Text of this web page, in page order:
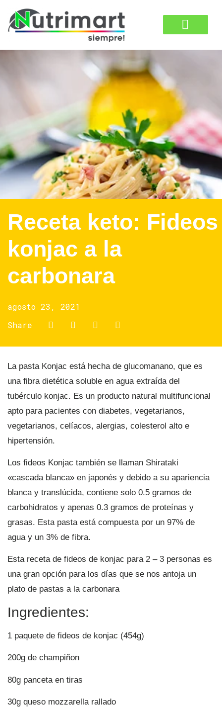
Receta keto: Fideos
konjac a la
carbonara
agosto 23, 2021
Share
La pasta Konjac está hecha de glucomanano, que es
una fibra dietética soluble en agua extraída del
tubérculo konjac. Es un producto natural multifuncional
apto para pacientes con diabetes, vegetarianos,
vegetarianos, celíacos, alergias, colesterol alto e
hipertensión.
Los fideos Konjac también se llaman Shirataki
«cascada blanca» en japonés y debido a su apariencia
blanca y translúcida, contiene solo 0.5 gramos de
carbohidratos y apenas 0.3 gramos de proteínas y
grasas. Esta pasta está compuesta por un 97% de
agua y un 3% de fibra.
Esta receta de fideos de konjac para 2 – 3 personas es
una gran opción para los días que se nos antoja un
plato de pastas a la carbonara
Ingredientes:
1 paquete de fideos de konjac (454g)
200g de champiñon
80g panceta en tiras
30g queso mozzarella rallado